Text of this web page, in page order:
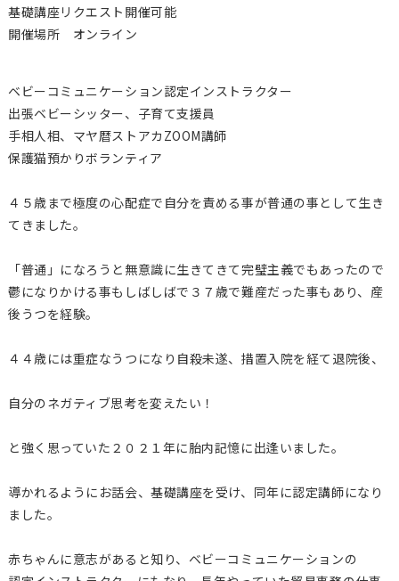
基礎講座リクエスト開催可能
開催場所 オンライン
ベビーコミュニケーション認定インストラクター
出張ベビーシッター、子育て支援員
手相人相、マヤ暦ストアカZOOM講師
保護猫預かりボランティア
４５歳まで極度の心配症で自分を責める事が普通の事として生き
てきました。
「普通」になろうと無意識に生きてきて完璧主義でもあったので
鬱になりかける事もしばしばで３７歳で難産だった事もあり、産
後うつを経験。
４４歳には重症なうつになり自殺未遂、措置入院を経て退院後、
自分のネガティブ思考を変えたい！
と強く思っていた２０２１年に胎内記憶に出逢いました。
導かれるようにお話会、基礎講座を受け、同年に認定講師になり
ました。
赤ちゃんに意志があると知り、ベビーコミュニケーションの